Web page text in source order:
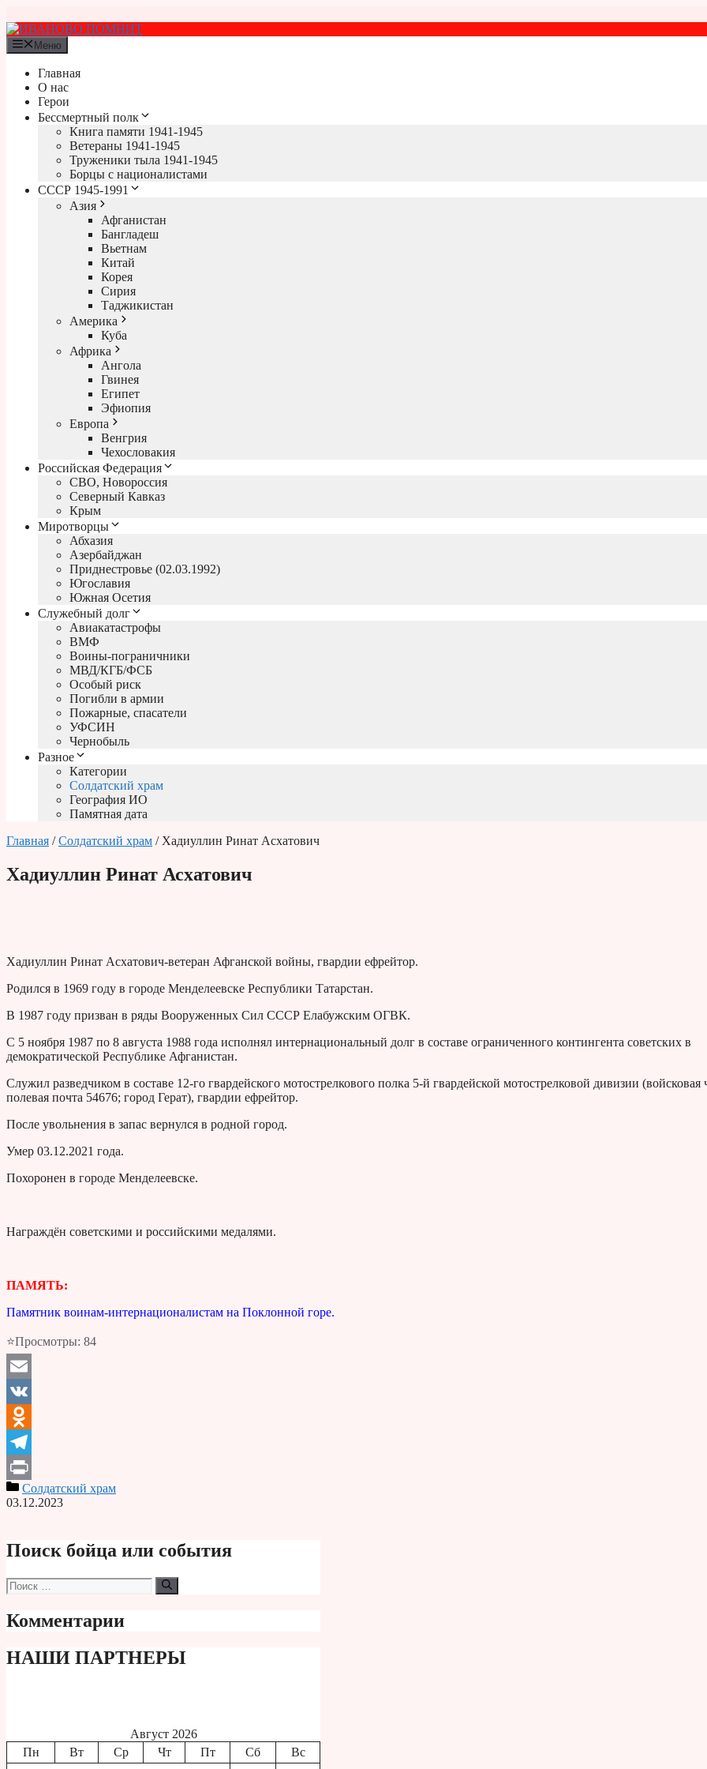
к
содержимому
Меню
Главная
О нас
Герои
Бессмертный полк
Книга памяти 1941-1945
Ветераны 1941-1945
Труженики тыла 1941-1945
Борцы с националистами
СССР 1945-1991
Азия
Афганистан
Бангладеш
Вьетнам
Китай
Корея
Сирия
Таджикистан
Америка
Куба
Африка
Ангола
Гвинея
Египет
Эфиопия
Европа
Венгрия
Чехословакия
Российская Федерация
СВО, Новороссия
Северный Кавказ
Крым
Миротворцы
Абхазия
Азербайджан
Приднестровье (02.03.1992)
Югославия
Южная Осетия
Служебный долг
Авиакатастрофы
ВМФ
Воины-пограничники
МВД/КГБ/ФСБ
Особый риск
Погибли в армии
Пожарные, спасатели
УФСИН
Чернобыль
Разное
Категории
Солдатский храм
География ИО
Памятная дата
Главная /Солдатский храм / Хадиуллин Ринат Асхатович
Хадиуллин Ринат Асхатович
Хадиуллин Ринат Асхатович-ветеран Афганской войны, гвардии ефрейтор.
Родился в 1969 году в городе Менделеевске Республики Татарстан.
В 1987 году призван в ряды Вооруженных Сил СССР Елабужским ОГВК.
С 5 ноября 1987 по 8 августа 1988 года исполнял интернациональный долг в составе ограниченного контингента советских в
демократической Республике Афганистан.
Служил разведчиком в составе 12-го гвардейского мотострелкового полка 5-й гвардейской мотострелковой дивизии (войсковая
полевая почта 54676; город Герат), гвардии ефрейтор.
После увольнения в запас вернулся в родной город.
Умер 03.12.2021 года.
Похоронен в городе Менделеевске.
Награждён советскими и российскими медалями.
ПАМЯТЬ:
Памятник воинам-интернационалистам на Поклонной горе.
⭐Просмотры: 84
Email
VK
Odnoklassniki
Telegram
PrintСолдатский храм
03.12.2023
Поиск бойца или события
Поиск:
Комментарии
НАШИ ПАРТНЕРЫ
Август 2026
Пн
Вт Ср Чт Пт Сб
Вс